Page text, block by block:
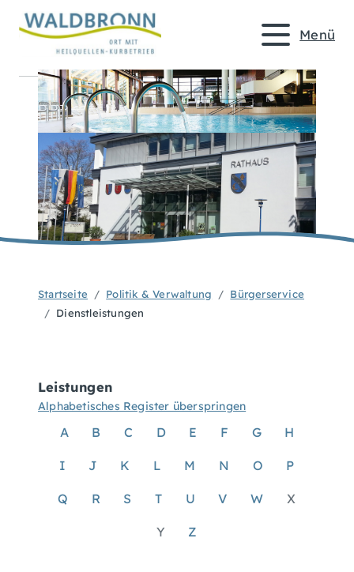
Menü
Startseite Politik & Verwaltung
Bürgerservice
Dienstleistungen
Leistungen
Alphabetisches Register überspringen
A B C D E F G H
I J K L M N O P
Q R S T U V W X
Y Z